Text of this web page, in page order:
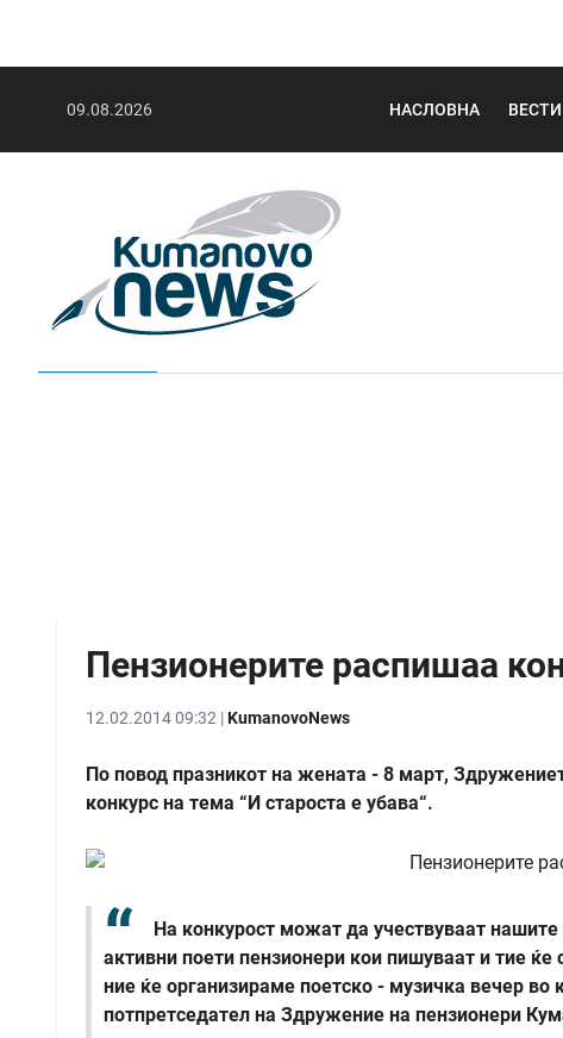
09.08.2026 НАСЛОВНА ВЕСТИ
Пензионерите распишаа
12.02.2014 09:32 |KumanovoNews
По повод празникот на жената - 8 март,
конкурс на тема “И староста е убава“.
На конкурост можат да учествуваат
активни поети пензионери кои пишуваат и тие
ние ќе организираме поетско - музичка вечер
потпретседател на Здружение на пензионери